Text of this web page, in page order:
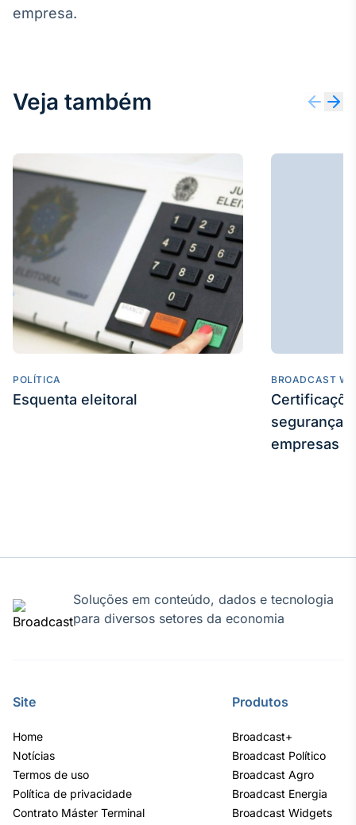
Em breve
BroadFast
Em breve
Crédito
empresa.
Veja também
POLÍTICA
Esquenta eleitoral
BROADCAST
segurança
empresas
Soluções em conteúdo, dados e tecnologia
para diversos setores da economia
Site
Home
Notícias
Termos de uso
Política de privacidade
Contrato Máster Terminal
Produtos
Broadcast+
Broadcast Político
Broadcast Agro
Broadcast Energia
Broadcast Widgets